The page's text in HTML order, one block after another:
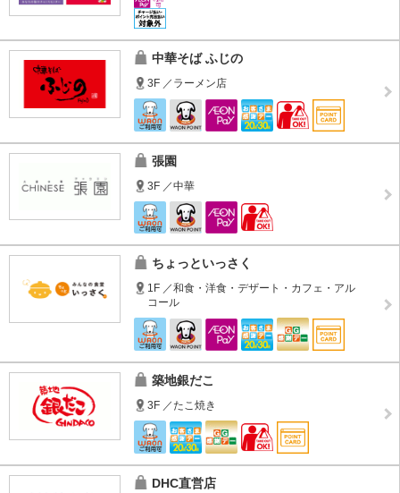
中華そば ふじの
3F ／ラーメン店
張園
3F ／中華
ちょっといっさく
1F ／和食・洋食・デザート・カフェ・アル
コール
築地銀だこ
3F ／たこ焼き
DHC直営店